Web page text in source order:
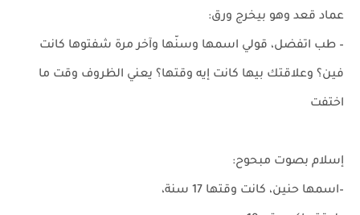
عماد قعد وهو بيخرج ورق:
– طب اتفضل، قولي اسمها وسنّها وآخر مرة شفتوها كانت
فين؟ وعلاقتك بيها كانت إيه وقتها؟ يعني الظروف وقت ما
اختفت
إسلام بصوت مبحوح:
–اسمها حنين، كانت وقتها 17 سنة،